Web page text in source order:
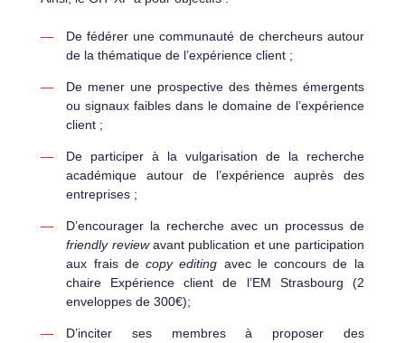
De fédérer une communauté de chercheurs autour
de la thématique de l’expérience client ;
De mener une prospective des thèmes émergents
ou signaux faibles dans le domaine de l’expérience
client ;
De participer à la vulgarisation de la recherche
académique autour de l’expérience auprès des
entreprises ;
D’encourager la recherche avec un processus de
friendly reviewavant publication et une participation
aux frais decopy editing avec le concours de la
chaire Expérience client de l’EM Strasbourg (2
enveloppes de 300€);
D’inciter ses membres à proposer des